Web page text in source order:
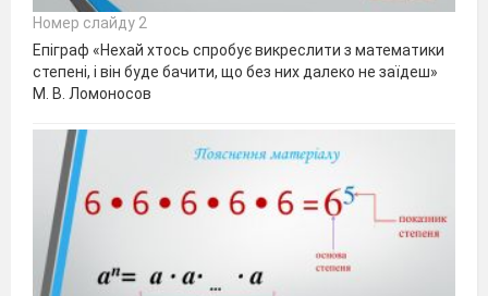
Номер слайду 2
Епіграф «Нехай хтось спробує викреслити з математики
степені, і він буде бачити, що без них далеко не заїдеш»
М. В. Ломоносов